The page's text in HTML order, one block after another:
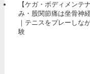
【ケガ・ボディメンテ
み・股関節痛は坐骨神
｜テニスをプレーしな
験